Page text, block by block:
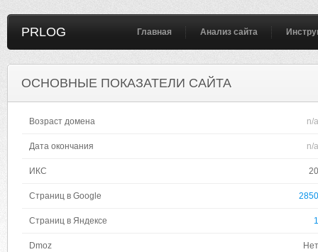
PRLOG Главная Анализ сайта
ОСНОВНЫЕ ПОКАЗАТЕЛИ САЙТА
Возраст домена n/a
Дата окончания n/a
ИКС 20
Страниц в Google 2850
Страниц в Яндексе 1
Dmoz Нет